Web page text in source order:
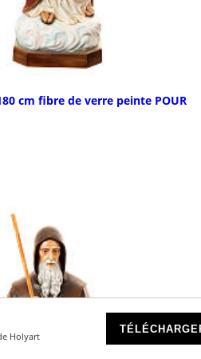
Holyart
cm fibre de verre peinte POUR